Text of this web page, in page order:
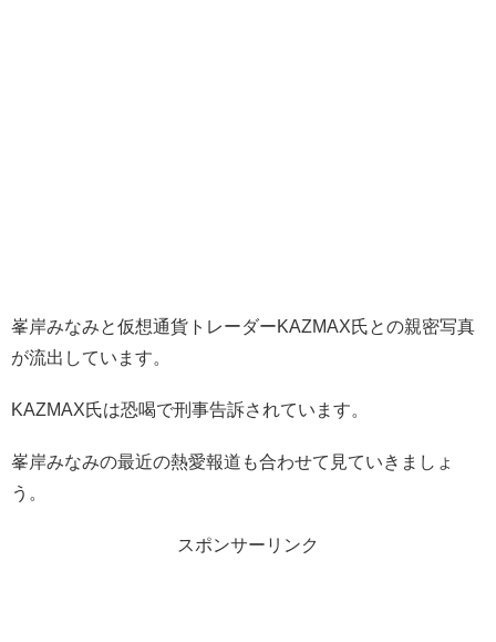
峯岸みなみと仮想通貨トレーダーKAZMAX氏との親密写真
が流出しています。
KAZMAX氏は恐喝で刑事告訴されています。
峯岸みなみの最近の熱愛報道も合わせて見ていきましょ
う。
スポンサーリンク